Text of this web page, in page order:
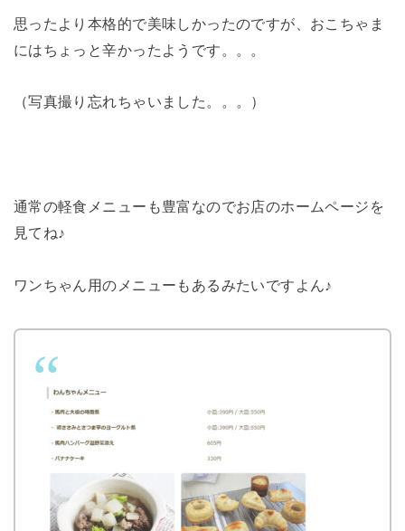
思ったより本格的で美味しかったのですが、おこちゃま
にはちょっと辛かったようです。。。
（写真撮り忘れちゃいました。。。）
通常の軽食メニューも豊富なのでお店のホームページを
見てね♪
ワンちゃん用のメニューもあるみたいですよん♪